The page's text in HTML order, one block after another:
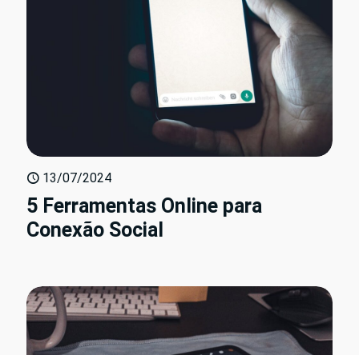
13/07/2024
5 Ferramentas Online para
Conexão Social